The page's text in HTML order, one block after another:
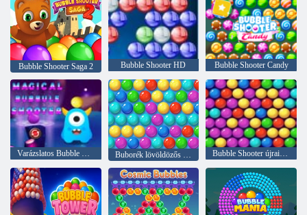
Bubble Shooter Saga 2 Bubble Shooter HD Bubble Shooter Candy
Varázslatos Bubble Shooter Bubble Shooter újraindítása